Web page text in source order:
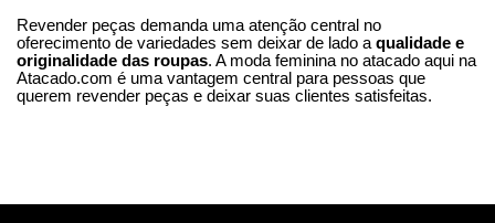
Revender peças demanda uma atenção central no
oferecimento de variedades sem deixar de lado a qualidade e
originalidade das roupas. A moda feminina no atacado aqui na
Atacado.com é uma vantagem central para pessoas que
querem revender peças e deixar suas clientes satisfeitas.